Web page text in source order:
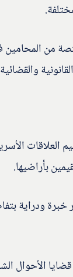
من المحامين
بأراضيها.
ودراية
الأحوال